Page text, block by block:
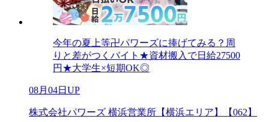
今年の夏上等卍パワーズに捧げてみる？周
りと差がつくバイト★資材搬入で日給27500
円★大学生×短期OK◎
08月04日UP
株式会社パワーズ 横浜営業所【横浜エリア】【062】